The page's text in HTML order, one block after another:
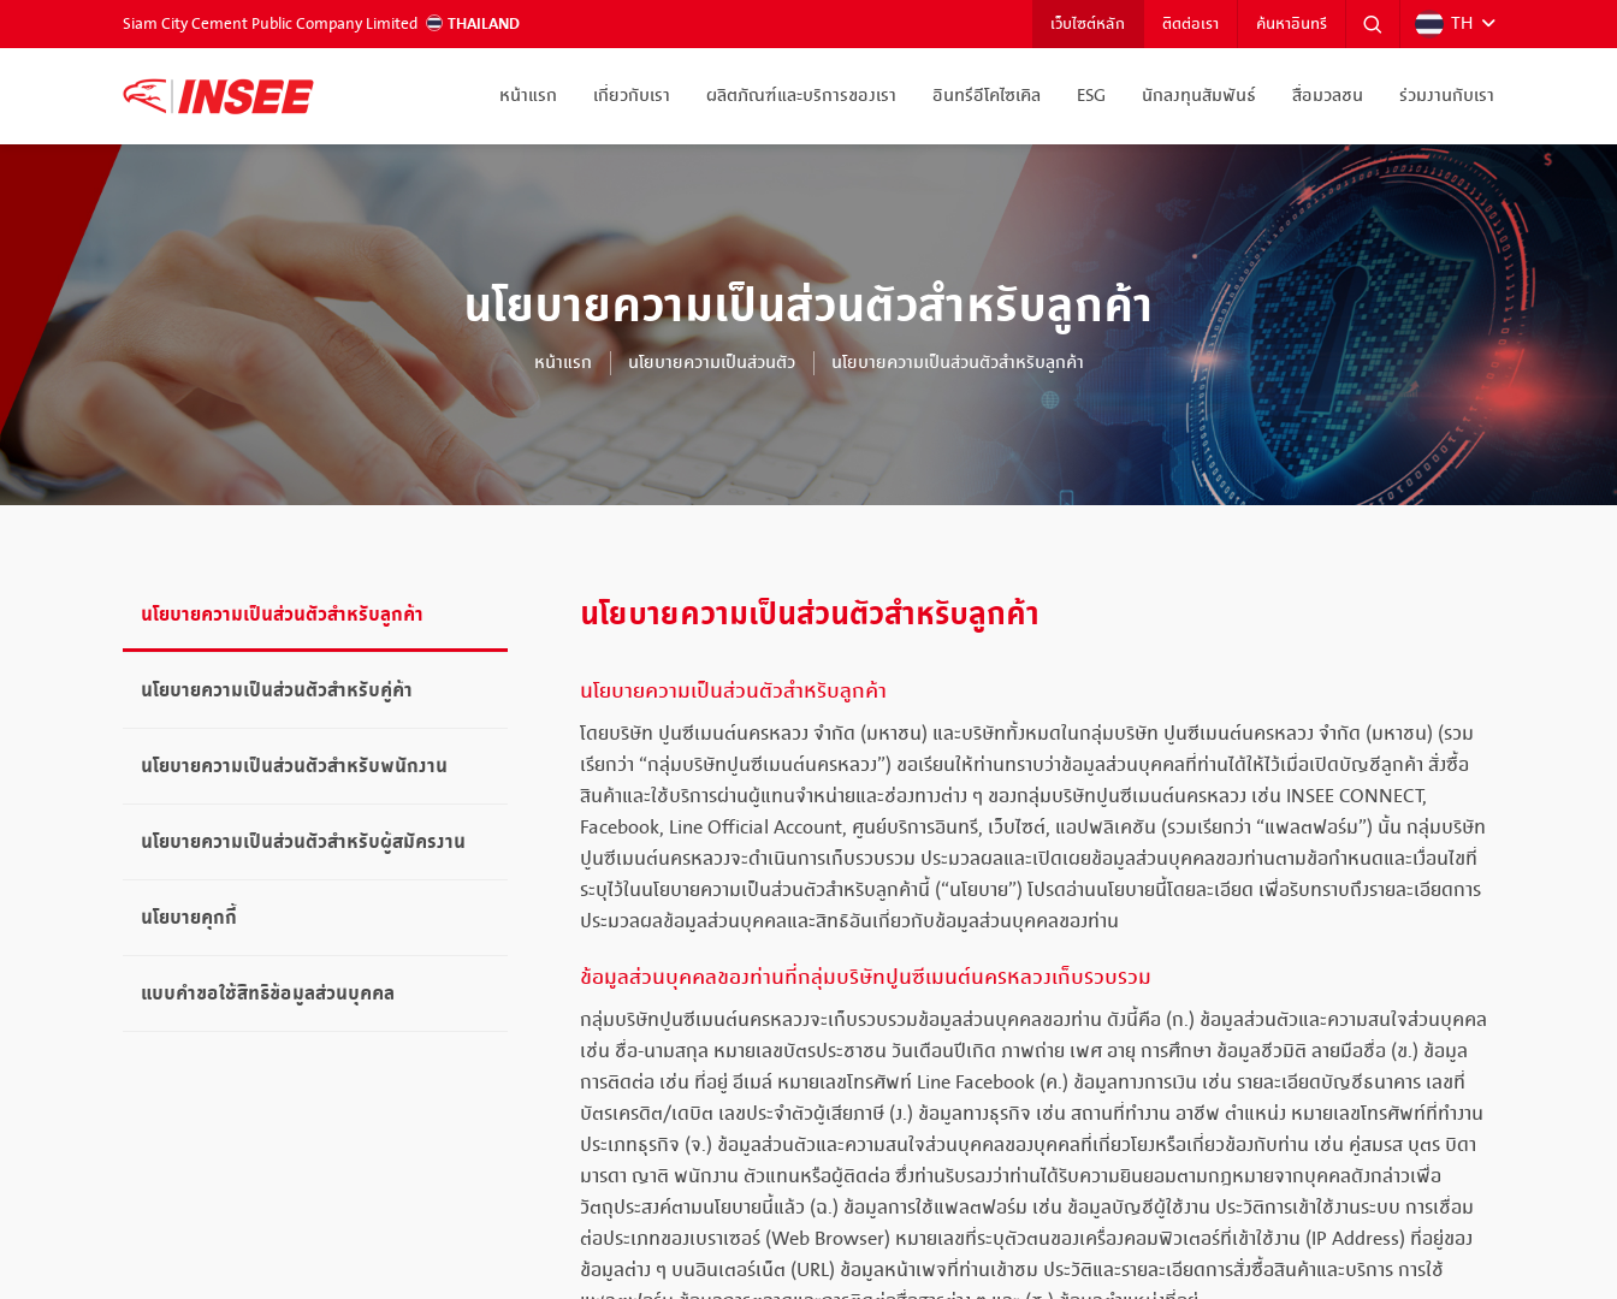
Siam City Cement Public Company Limited THAILAND เว็บไซต์หลัก ติดต่อเรา ค้นหาอินทรี TH
หน้าแรก เกี่ยวกับเรา ผลิตภัณฑ์และบริการของเรา อินทรีอีโคไซเคิล ESG นักลงทุนสัมพันธ์ สื่อมวลชน ร่วมงานกับเรา
นโยบายความเป็นส่วนตัวสำหรับลูกค้า
หน้าแรก นโยบายความเป็นส่วนตัว นโยบายความเป็นส่วนตัวสำหรับลูกค้า
นโยบายความเป็นส่วนตัวสำหรับลูกค้า
นโยบายความเป็นส่วนตัวสำหรับคู่ค้า
นโยบายความเป็นส่วนตัวสำหรับพนักงาน
นโยบายความเป็นส่วนตัวสำหรับผู้สมัครงาน
นโยบายคุกกี้
แบบคำขอใช้สิทธิข้อมูลส่วนบุคคล
นโยบายความเป็นส่วนตัวสำหรับลูกค้า
นโยบายความเป็นส่วนตัวสำหรับลูกค้า
โดยบริษัท ปูนซีเมนต์นครหลวง จำกัด (มหาชน) และบริษัททั้งหมดในกลุ่มบริษัท ปูนซีเมนต์นครหลวง จำกัด (มหาชน) (รวม
เรียกว่า “กลุ่มบริษัทปูนซีเมนต์นครหลวง”) ขอเรียนให้ท่านทราบว่าข้อมูลส่วนบุคคลที่ท่านได้ให้ไว้เมื่อเปิดบัญชีลูกค้า สั่งซื้อ
สินค้าและใช้บริการผ่านผู้แทนจำหน่ายและช่องทางต่าง ๆ ของกลุ่มบริษัทปูนซีเมนต์นครหลวง เช่น INSEE CONNECT,
Facebook, Line Official Account, ศูนย์บริการอินทรี, เว็บไซต์, แอปพลิเคชัน (รวมเรียกว่า “แพลตฟอร์ม”) นั้น กลุ่มบริษัท
ปูนซีเมนต์นครหลวงจะดำเนินการเก็บรวบรวม ประมวลผลและเปิดเผยข้อมูลส่วนบุคคลของท่านตามข้อกำหนดและเงื่อนไขที่
ระบุไว้ในนโยบายความเป็นส่วนตัวสำหรับลูกค้านี้ (“นโยบาย”) โปรดอ่านนโยบายนี้โดยละเอียด เพื่อรับทราบถึงรายละเอียดการ
ประมวลผลข้อมูลส่วนบุคคลและสิทธิอันเกี่ยวกับข้อมูลส่วนบุคคลของท่าน
ข้อมูลส่วนบุคคลของท่านที่กลุ่มบริษัทปูนซีเมนต์นครหลวงเก็บรวบรวม
กลุ่มบริษัทปูนซีเมนต์นครหลวงจะเก็บรวบรวมข้อมูลส่วนบุคคลของท่าน ดังนี้คือ (ก.) ข้อมูลส่วนตัวและความสนใจส่วนบุคคล
เช่น ชื่อ-นามสกุล หมายเลขบัตรประชาชน วันเดือนปีเกิด ภาพถ่าย เพศ อายุ การศึกษา ข้อมูลชีวมิติ ลายมือชื่อ (ข.) ข้อมูล
การติดต่อ เช่น ที่อยู่ อีเมล์ หมายเลขโทรศัพท์ Line Facebook (ค.) ข้อมูลทางการเงิน เช่น รายละเอียดบัญชีธนาคาร เลขที่
บัตรเครดิต/เดบิต เลขประจำตัวผู้เสียภาษี (ง.) ข้อมูลทางธุรกิจ เช่น สถานที่ทำงาน อาชีพ ตำแหน่ง หมายเลขโทรศัพท์ที่ทำงาน
ประเภทธุรกิจ (จ.) ข้อมูลส่วนตัวและความสนใจส่วนบุคคลของบุคคลที่เกี่ยวโยงหรือเกี่ยวข้องกับท่าน เช่น คู่สมรส บุตร บิดา
มารดา ญาติ พนักงาน ตัวแทนหรือผู้ติดต่อ ซึ่งท่านรับรองว่าท่านได้รับความยินยอมตามกฎหมายจากบุคคลดังกล่าวเพื่อ
วัตถุประสงค์ตามนโยบายนี้แล้ว (ฉ.) ข้อมูลการใช้แพลตฟอร์ม เช่น ข้อมูลบัญชีผู้ใช้งาน ประวัติการเข้าใช้งานระบบ การเชื่อม
ต่อประเภทของเบราเซอร์ (Web Browser) หมายเลขที่ระบุตัวตนของเครื่องคอมพิวเตอร์ที่เข้าใช้งาน (IP Address) ที่อยู่ของ
ข้อมูลต่าง ๆ บนอินเตอร์เน็ต (URL) ข้อมูลหน้าเพจที่ท่านเข้าชม ประวัติและรายละเอียดการสั่งซื้อสินค้าและบริการ การใช้